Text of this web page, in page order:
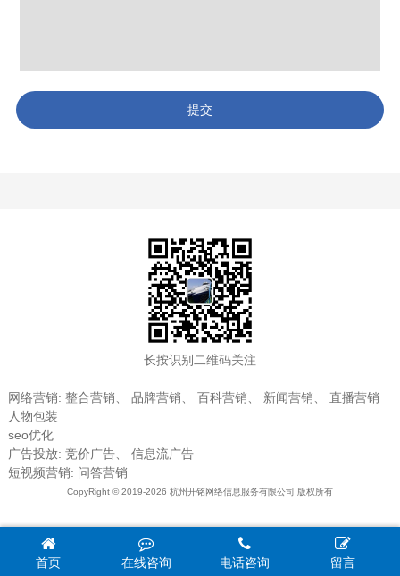
提交
长按识别二维码关注
网络营销: 整合营销 品牌营销 百科营销 新闻营销
直播营销
人物包装
seo优化
广告投放: 竞价广告、 信息流广告
短视频营销: 问答营销
CopyRight © 2019-2026 杭州开铭网络信息服务有限公司 版权所有
首页 在线咨询 电话咨询 留言